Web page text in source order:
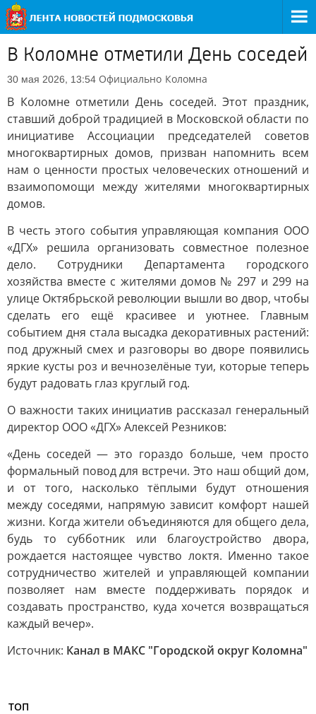
В Коломне отметили День соседей
30 мая 2026, 13:54 Официально Коломна
В Коломне отметили День соседей. Этот праздник,
ставший доброй традицией в Московской области по
инициативе Ассоциации председателей советов
многоквартирных домов, призван напомнить всем
нам о ценности простых человеческих отношений и
взаимопомощи между жителями многоквартирных
домов.
В честь этого события управляющая компания ООО
«ДГХ» решила организовать совместное полезное
дело. Сотрудники Департамента городского
хозяйства вместе с жителями домов № 297 и 299 на
улице Октябрьской революции вышли во двор, чтобы
сделать его ещё красивее и уютнее. Главным
событием дня стала высадка декоративных растений:
под дружный смех и разговоры во дворе появились
яркие кусты роз и вечнозелёные туи, которые теперь
будут радовать глаз круглый год.
О важности таких инициатив рассказал генеральный
директор ООО «ДГХ» Алексей Резников:
«День соседей — это гораздо больше, чем просто
формальный повод для встречи. Это наш общий дом,
и от того, насколько тёплыми будут отношения
между соседями, напрямую зависит комфорт нашей
жизни. Когда жители объединяются для общего дела,
будь то субботник или благоустройство двора,
рождается настоящее чувство локтя. Именно такое
сотрудничество жителей и управляющей компании
позволяет нам вместе поддерживать порядок и
создавать пространство, куда хочется возвращаться
каждый вечер».
Источник: Канал в МАКС "Городской округ Коломна"
ТОП